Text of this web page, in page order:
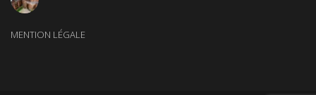
MENTION LÉGALE